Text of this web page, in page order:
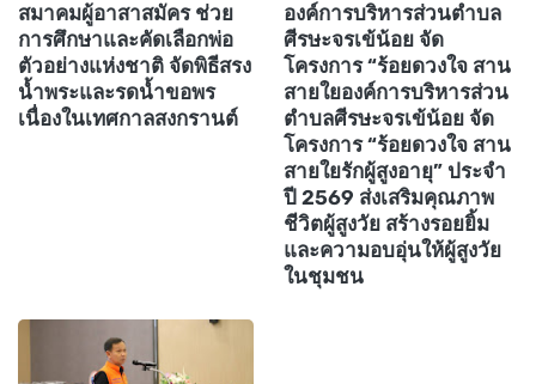
สมาคมผู้อาสาสมัคร ช่วย
การศึกษาและคัดเลือกพ่อ
ตัวอย่างแห่งชาติ จัดพิธีสรง
น้ำพระและรดน้ำขอพร
เนื่องในเทศกาลสงกรานต์
องค์การบริหารส่วนตำบล
ศีรษะจรเข้น้อย จัด
โครงการ “ร้อยดวงใจ สาน
สายใยองค์การบริหารส่วน
ตำบลศีรษะจรเข้น้อย จัด
โครงการ “ร้อยดวงใจ สาน
สายใยรักผู้สูงอายุ” ประจำ
ปี 2569 ส่งเสริมคุณภาพ
ชีวิตผู้สูงวัย สร้างรอยยิ้ม
และความอบอุ่นให้ผู้สูงวัย
ในชุมชน